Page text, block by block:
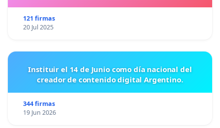
121 firmas
20 Jul 2025
Instituir el 14 de Junio como día nacional del
creador de contenido digital Argentino.
344 firmas
19 Jun 2026